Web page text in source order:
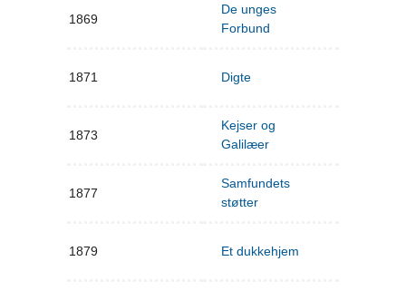
1869
De unges
Forbund
1871 Digte
1873
Kejser og
Galilæer
1877
Samfundets
støtter
1879 Et dukkehjem